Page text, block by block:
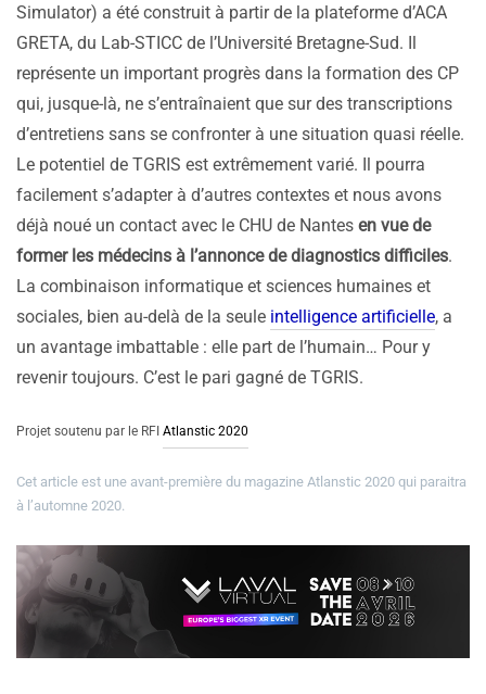
Simulator) a été construit à partir de la plateforme d’ACA
GRETA, du Lab-STICC de l’Université Bretagne-Sud. Il
représente un important progrès dans la formation des CP
qui, jusque-là, ne s’entraînaient que sur des transcriptions
d’entretiens sans se confronter à une situation quasi réelle.
Le potentiel de TGRIS est extrêmement varié. Il pourra
facilement s’adapter à d’autres contextes et nous avons
déjà noué un contact avec le CHU de Nantes en vue de
former les médecins à l’annonce de diagnostics difficiles.
La combinaison informatique et sciences humaines et
sociales, bien au-delà de la seule intelligence artificielle, a
un avantage imbattable : elle part de l’humain… Pour y
revenir toujours. C’est le pari gagné de TGRIS.
Projet soutenu par le RFI Atlanstic 2020
Cet article est une avant-première du magazine Atlanstic 2020 qui paraitra
à l’automne 2020.